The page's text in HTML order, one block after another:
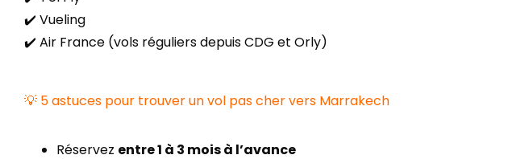
✔️ Vueling
✔️ Air France (vols réguliers depuis CDG et Orly)
💡 5 astuces pour trouver un vol pas cher vers Marrakech
Réservez entre 1 à 3 mois à l’avance